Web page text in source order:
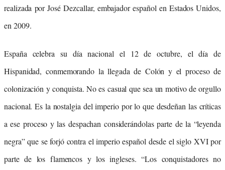
realizada por José Dezcallar, embajador español en Estados Unidos,
en 2009.
España celebra su día nacional el 12 de octubre, el día de
Hispanidad, conmemorando la llegada de Colón y el proceso de
colonización y conquista. No es casual que sea un motivo de orgullo
nacional. Es la nostalgia del imperio por lo que desdeñan las críticas
a ese proceso y las despachan considerándolas parte de la “leyenda
negra” que se forjó contra el imperio español desde el siglo XVI por
parte de los flamencos y los ingleses. “Los conquistadores no